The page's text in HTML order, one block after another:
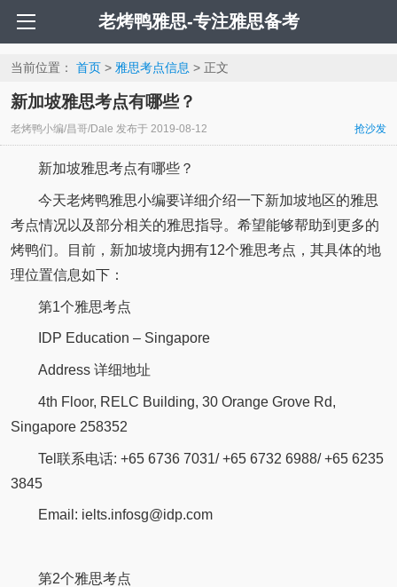
老烤鸭雅思-专注雅思备考
当前位置： 首页> 雅思考点信息 > 正文
新加坡雅思考点有哪些？
老烤鸭小编/昌哥/Dale 发布于 2019-08-12 抢沙发
新加坡雅思考点有哪些？
今天老烤鸭雅思小编要详细介绍一下新加坡地区的雅思
考点情况以及部分相关的雅思指导。希望能够帮助到更多的
烤鸭们。目前，新加坡境内拥有12个雅思考点，其具体的地
理位置信息如下：
第1个雅思考点
IDP Education – Singapore
Address 详细地址
4th Floor, RELC Building, 30 Orange Grove Rd,
Singapore 258352
Tel联系电话: +65 6736 7031/ +65 6732 6988/ +65 6235
3845
Email: ielts.infosg@idp.com
第2个雅思考点